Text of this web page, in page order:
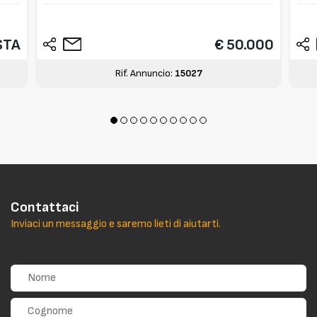
€ 50.000
Rif. Annuncio: 15027
Contattaci
Inviaci un messaggio e saremo lieti di aiutarti.